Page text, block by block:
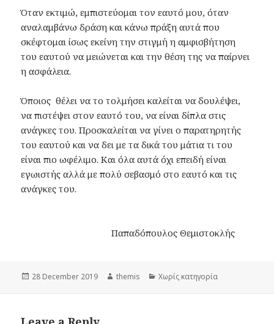
Όταν εκτιμώ, εμπιστεύομαι τον εαυτό μου, όταν
αναλαμβάνω δράση και κάνω πράξη αυτά που
σκέφτομαι ίσως εκείνη την στιγμή η αμφισβήτηση
του εαυτού να μειώνεται και την θέση της να παίρνει
η ασφάλεια.
Όποιος θέλει να το τολμήσει καλείται να δουλέψει,
να πιστέψει στον εαυτό του, να είναι δίπλα στις
ανάγκες του. Προσκαλείται να γίνει ο παρατηρητής
του εαυτού και να δει με τα δικά του μάτια τι του
είναι πιο ωφέλιμο. Και όλα αυτά όχι επειδή είναι
εγωιστής αλλά με πολύ σεβασμό στο εαυτό και τις
ανάγκες του.
Παπαδόπουλος Θεμιστοκλής
Posted
28 December 2019 Author
themis Categories
Χωρίς κατηγορία